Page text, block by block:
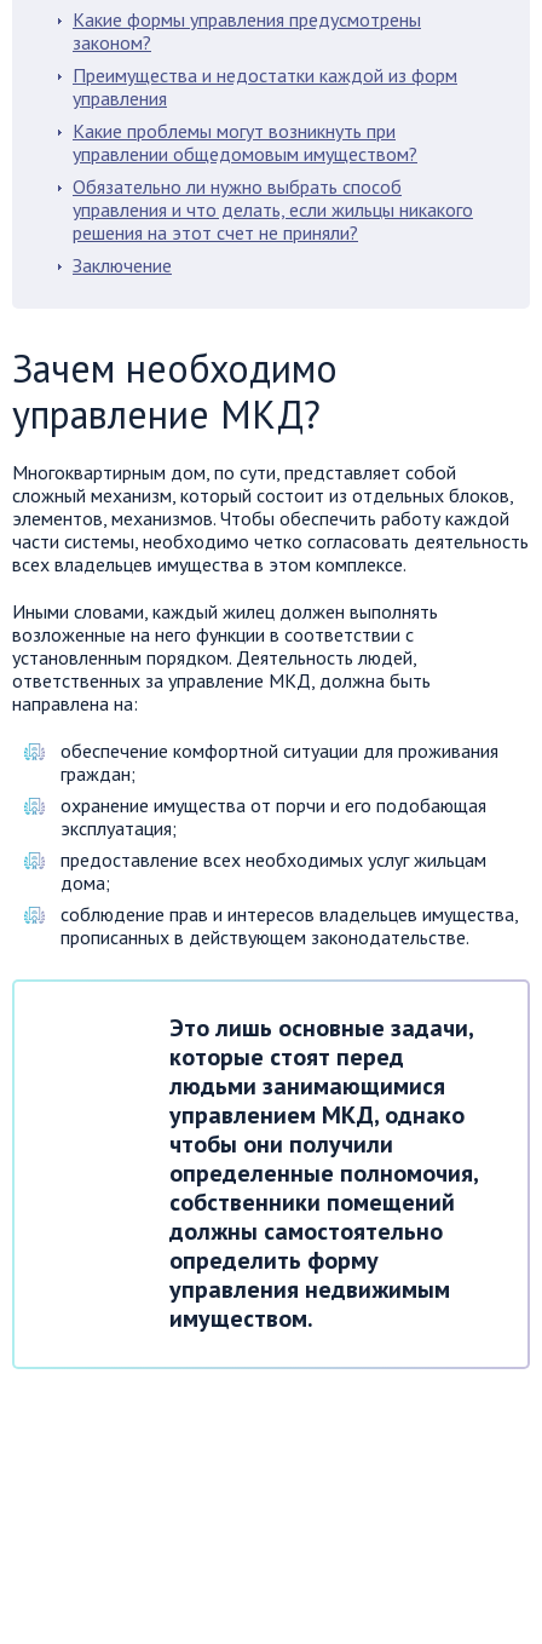
Какие формы управления предусмотрены
законом?
Преимущества и недостатки каждой из форм
управления
Какие проблемы могут возникнуть при
управлении общедомовым имуществом?
Обязательно ли нужно выбрать способ
управления и что делать, если жильцы никакого
решения на этот счет не приняли?
Заключение
Зачем необходимо
управление МКД?
Многоквартирным дом, по сути, представляет собой
сложный механизм, который состоит из отдельных блоков,
элементов, механизмов. Чтобы обеспечить работу каждой
части системы, необходимо четко согласовать деятельность
всех владельцев имущества в этом комплексе.
Иными словами, каждый жилец должен выполнять
возложенные на него функции в соответствии с
установленным порядком. Деятельность людей,
ответственных за управление МКД, должна быть
направлена на:
обеспечение комфортной ситуации для проживания
граждан;
охранение имущества от порчи и его подобающая
эксплуатация;
предоставление всех необходимых услуг жильцам
дома;
соблюдение прав и интересов владельцев имущества,
прописанных в действующем законодательстве.
Это лишь основные задачи,
которые стоят перед
людьми занимающимися
управлением МКД, однако
чтобы они получили
определенные полномочия,
собственники помещений
должны самостоятельно
определить форму
управления недвижимым
имуществом.